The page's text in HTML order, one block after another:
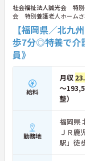
社会福祉法人誠光会 特
会 特別養護老人ホーム
【福岡県／北九
歩7分◎特養で介
員》
給料
月収
～
整）
勤務地
福岡県
ＪＲ鹿
駅」徒